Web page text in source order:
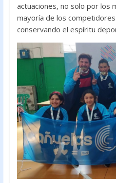
actuaciones, no solo por los
mayoría de los
conservando el espíritu